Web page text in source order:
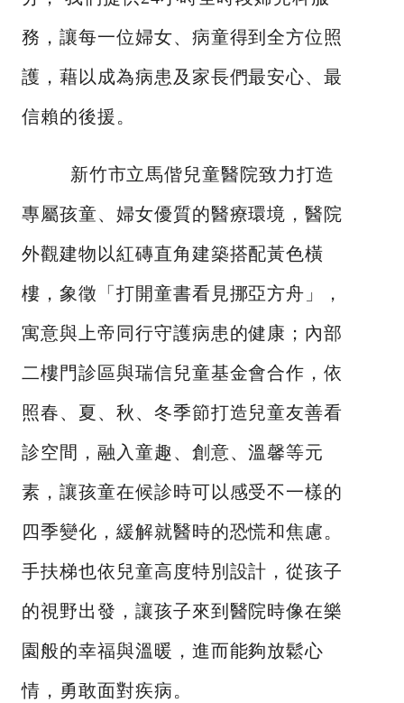
務，讓每一位婦女、病童得到全方位照
護，藉以成為病患及家長們最安心、最
信賴的後援。
新竹市立馬偕兒童醫院致力打造
專屬孩童、婦女優質的醫療環境，醫院
外觀建物以紅磚直角建築搭配黃色橫
樓，象徵「打開童書看見挪亞方舟」，
寓意與上帝同行守護病患的健康；內部
二樓門診區與瑞信兒童基金會合作，依
照春、夏、秋、冬季節打造兒童友善看
診空間，融入童趣、創意、溫馨等元
素，讓孩童在候診時可以感受不一樣的
四季變化，緩解就醫時的恐慌和焦慮。
手扶梯也依兒童高度特別設計，從孩子
的視野出發，讓孩子來到醫院時像在樂
園般的幸福與溫暖，進而能夠放鬆心
情，勇敢面對疾病。